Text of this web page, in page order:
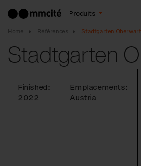
Produits
Home Références Stadtgarten Oberwart
Stadtgarten
Finished:
2022
Emplacements:
Austria